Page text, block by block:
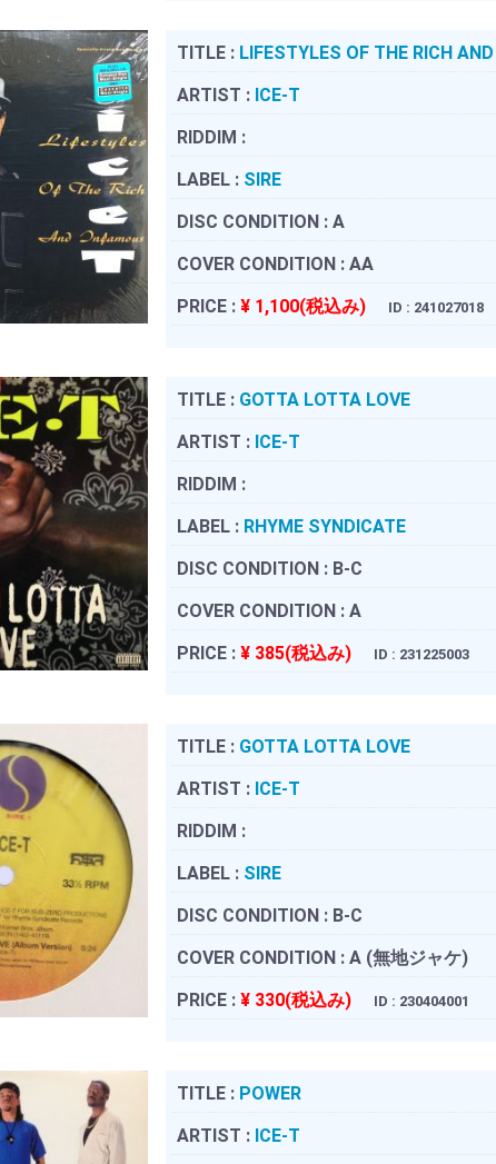
TITLE : LIFESTYLES OF THE RICH
ARTIST : ICE-T
RIDDIM :
LABEL : SIRE
DISC CONDITION : A
COVER CONDITION : AA
PRICE : ¥ 1,100(税込み) ID : 241027018
TITLE : GOTTA LOTTA LOVE
ARTIST : ICE-T
RIDDIM :
LABEL : RHYME SYNDICATE
DISC CONDITION : B-C
COVER CONDITION : A
PRICE : ¥ 385(税込み) ID : 231225003
TITLE : GOTTA LOTTA LOVE
ARTIST : ICE-T
RIDDIM :
LABEL : SIRE
DISC CONDITION : B-C
COVER CONDITION : A (無地ジャケ)
PRICE : ¥ 330(税込み) ID : 230404001
TITLE : POWER
ARTIST : ICE-T